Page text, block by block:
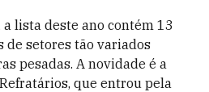
lista deste ano contém 13
setores tão variados
pesadas. A novidade é a
que entrou pela